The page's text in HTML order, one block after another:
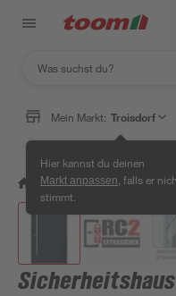
Mein Markt: Troisdorf
Hier kannst du deinen
Markt anpassen , falls er
stimmt.
/ Bauen & Renovieren /